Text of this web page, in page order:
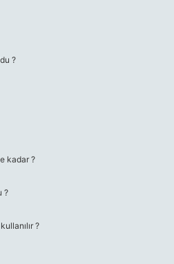
?
kadar ?
?
?